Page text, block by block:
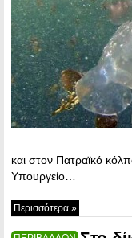
και στον Πατραϊκό
Υπουργείο…
Περισσότερα »